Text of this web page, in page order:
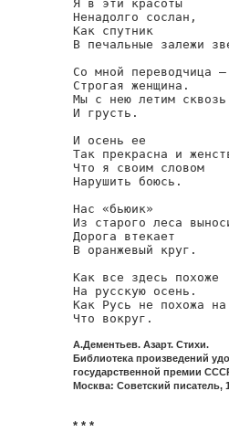
Я в эти красоты
Ненадолго сослан,
Как спутник
В печальные залежи
Со мной переводчица —
Строгая женщина.
Мы с нею летим сквозь
И грусть.
И осень ее
Так прекрасна и
Что я своим словом
Нарушить боюсь.
Нас «бьюик»
Из старого леса
Дорога втекает
В оранжевый круг.
Как все здесь похоже
На русскую осень.
Как Русь не похожа
Что вокруг.
А.Дементьев. Азарт. Стихи.
Библиотека произведений
государственной премии
Москва: Советский писатель,
* * *